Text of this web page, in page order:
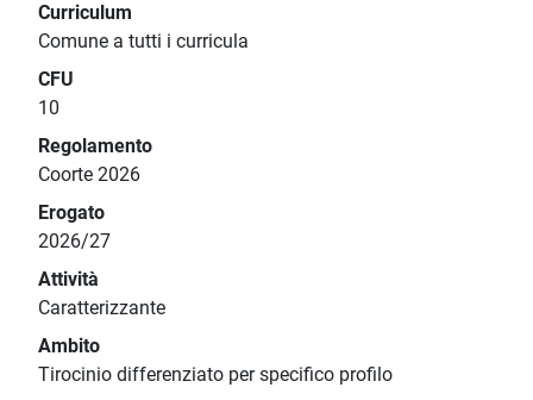
Curriculum
Comune a tutti i curricula
CFU
10
Regolamento
Coorte 2026
Erogato
2026/27
Attività
Caratterizzante
Ambito
Tirocinio differenziato per specifico profilo